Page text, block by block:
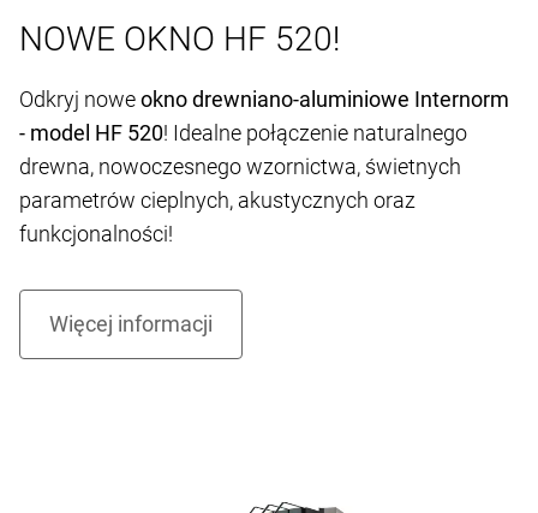
NOWE OKNO HF 520!
Odkryj noweokno drewniano-aluminiowe Internorm
- model HF 520! Idealne połączenie naturalnego
drewna, nowoczesnego wzornictwa, świetnych
parametrów cieplnych, akustycznych oraz
funkcjonalności!